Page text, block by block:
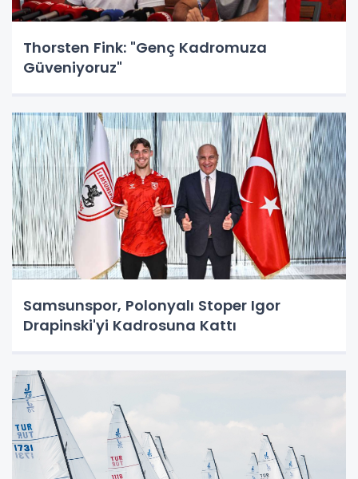
Thorsten Fink: "Genç Kadromuza
Güveniyoruz"
Samsunspor, Polonyalı Stoper Igor
Drapinski'yi Kadrosuna Kattı